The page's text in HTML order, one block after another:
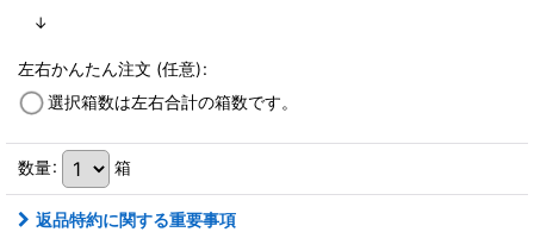
↓
左右かんたん注文 (任意):
選択箱数は左右合計の箱数です。
数量: 箱
返品特約に関する重要事項